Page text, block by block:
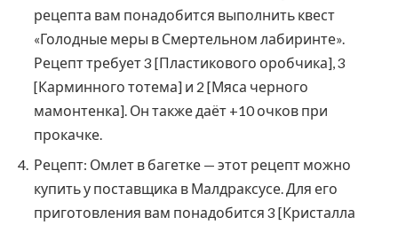
рецепта вам понадобится выполнить квест
«Голодные меры в Смертельном лабиринте».
Рецепт требует 3 [Пластикового оробчика], 3
[Карминного тотема] и 2 [Мяса черного
мамонтенка]. Он также даёт +10 очков при
прокачке.
Рецепт: Омлет в багетке — этот рецепт можно
купить у поставщика в Малдраксусе. Для его
приготовления вам понадобится 3 [Кристалла